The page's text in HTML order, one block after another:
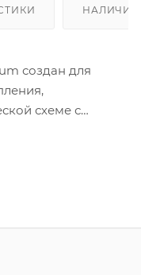
НАЛИЧИЕ
создан для
схеме с
части каждой